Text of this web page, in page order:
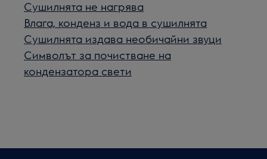
Сушилнята не нагрява
Влага, конденз и вода в сушилнята
Сушилнята издава необичайни звуци
Символът за почистване на
кондензатора свети